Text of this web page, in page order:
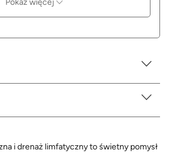
i drenaż limfatyczny to świetny pomysł